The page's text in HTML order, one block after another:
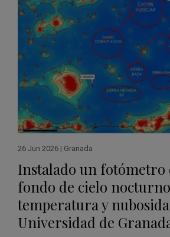
26 Jun 2026 | Granada
Instalado un fotómetro
fondo de cielo
temperatura y
Universidad de